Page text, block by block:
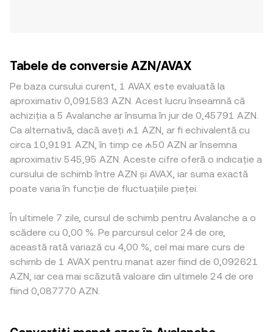
Tabele de conversie AZN/AVAX
Pe baza cursului curent, 1 AVAX este evaluată la
aproximativ 0,091583 AZN. Acest lucru înseamnă că
achiziția a 5 Avalanche ar însuma în jur de 0,45791 AZN.
Ca alternativă, dacă aveți ₼1 AZN, ar fi echivalentă cu
circa 10,9191 AZN, în timp ce ₼50 AZN ar însemna
aproximativ 545,95 AZN. Aceste cifre oferă o indicație a
cursului de schimb între AZN și AVAX, iar suma exactă
poate varia în funcție de fluctuațiile pieței.
În ultimele 7 zile, cursul de schimb pentru Avalanche a o
scădere cu 0,00 %. Pe parcursul celor 24 de ore,
această rată variază cu 4,00 %, cel mai mare curs de
schimb de 1 AVAX pentru manat azer fiind de 0,092621
AZN, iar cea mai scăzută valoare din ultimele 24 de ore
fiind 0,087770 AZN.